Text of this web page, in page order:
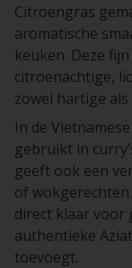
Citroengras
aromatische
keuken. Deze
citroenachtige,
zowel hartige
In de
gebruikt in
geeft ook een
of
direct klaar voor
authentieke
toevoegt.